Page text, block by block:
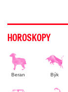
HOROSKOPY
Beran Býk